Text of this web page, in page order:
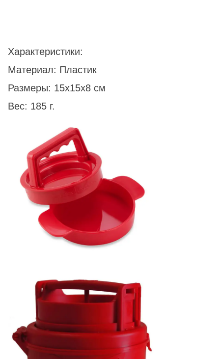
Характеристики:
Материал: Пластик
Размеры: 15х15х8 см
Вес: 185 г.